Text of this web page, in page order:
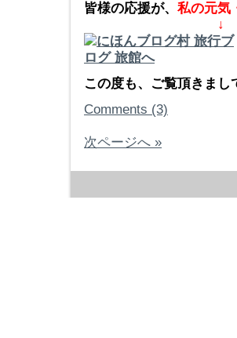
皆様の応援が、 私の元気
↓
この度も、ご覧頂きま
Comments (3)
次ページへ »